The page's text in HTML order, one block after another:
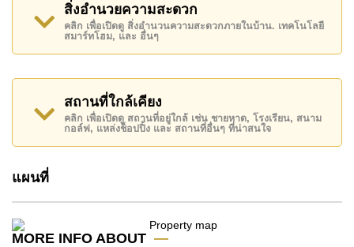
ห้องเกมส์
สถานที่สำคัญใกล้ Copacabana Beach Jomtien ได้แก่:
ติดชายหาด, บิ๊กซี เอ็กซ์ตร้า , หาดจอมเทียน, ถนนคนเดิน
, เอเชีย 9 หลุม กอล์ฟ , โรงพยาบาลเมืองพัทยา,
รพ.กรุงเทพจอมเทียน
อสังหาริมทรัพย์นี้เปิดให้เช่าระยะยาวในราคา ฿ 22,000
บาทต่อเดือน
โปรดทราบว่าราคาค่าเช่าที่ Cornerstone Real Estate
โฉนดที่ดินของอสังหาริมทรัพย์นี้อยู่ภายใต้กรรมสิทธิ์ ชื่อ
สิ่งอำนวยความสะดวก
คลิก เพื่อเปิดดู สิ่งอำนวนความสะดวกภายในบ้าน. เทคโนโลยี
สมาร์ทโฮม, และ อื่นๆ
สถานที่ใกล้เคียง
คลิก เพื่อเปิดดู สถานที่อยู่ใกล้ เช่น ชายหาด, โรงเรียน, สนาม
กอล์ฟ, แหล่งช็อปปิ้ง และ สถานที่อื่นๆ ที่น่าสนใจ
แผนที่
MORE INFO ABOUT